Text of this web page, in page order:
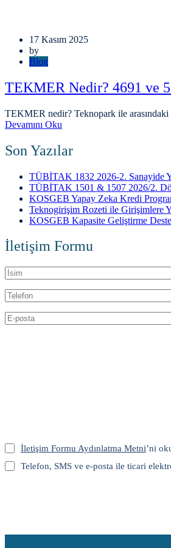
17 Kasım 2025
by
Blog
TEKMER Nedir? 4691 ve
TEKMER nedir? Teknopark ile
Devamını Oku
Son Yazılar
TÜBİTAK 1832 2026-2. Sanayide
TÜBİTAK 1501 & 1507 2026/2.
KOSGEB Yapay Zeka Kredi
Teknogirişim Rozeti ile Girişimlere
KOSGEB Kapasite Geliştirme
İletişim Formu
İletişim Formu Aydınlatma Metni’ni
Telefon, SMS ve e-posta ile ticari